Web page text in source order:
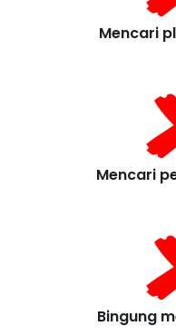
Mencari
Mencari
Bingung